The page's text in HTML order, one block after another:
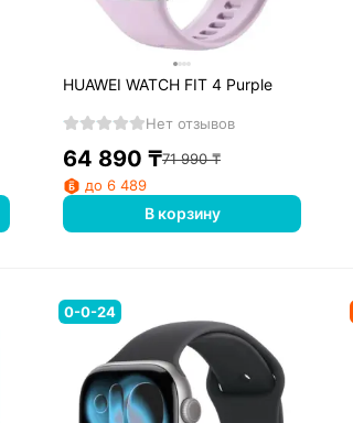
HUAWEI WATCH FIT 4 Purple
Нет отзывов
64 890 ₸71 990₸
до 6 489
В корзину
0-0-24